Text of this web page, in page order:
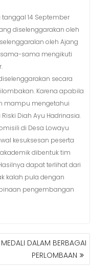
14 September
diselenggarakan oleh
oleh Ajang
sama-sama mengikuti
secara
Karena apabila
mampu mengetahui
Diah Ayu Hadrinasia.
di Desa Lowayu
kesuksesan peserta
dibentuk tim
dapat terlihat dari
kalah pula dengan
pengembangan
DALAM BERBAGAI
PERLOMBAAN